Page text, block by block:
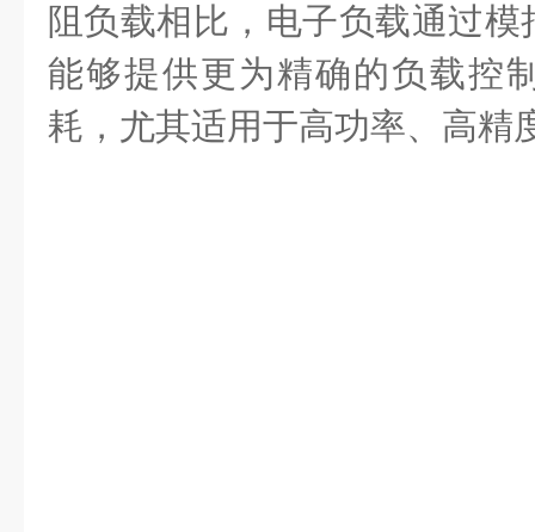
阻负载相比，电子负载通过
能够提供更为精确的负载控
耗，尤其适用于高功率、高精